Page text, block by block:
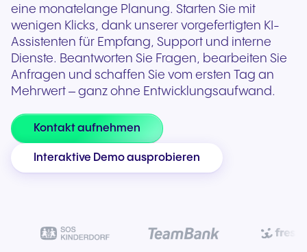
eine monatelange Planung. Starten Sie mit
wenigen Klicks, dank unserer vorgefertigten KI-
Assistenten für Empfang, Support und interne
Dienste. Beantworten Sie Fragen, bearbeiten Sie
Anfragen und schaffen Sie vom ersten Tag an
Mehrwert – ganz ohne Entwicklungsaufwand.
Kontakt aufnehmen
Interaktive Demo ausprobieren